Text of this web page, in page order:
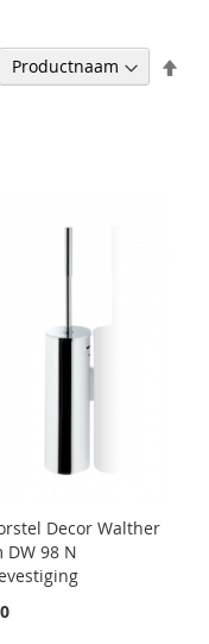
Decor Walther
DW 98 N